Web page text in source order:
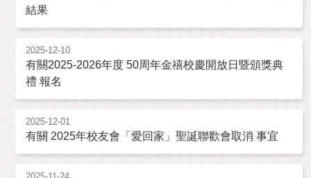
結果
2025-12-10
有關2025-2026年度 50周年金禧校慶開放日暨頒獎典
禮 報名
2025-12-01
有關 2025年校友會「愛回家」聖誕聯歡會取消 事宜